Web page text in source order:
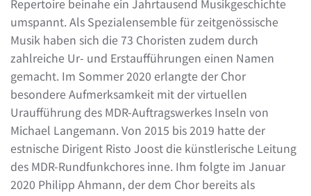
Repertoire beinahe ein Jahrtausend Musikgeschichte
umspannt. Als Spezialensemble für zeitgenössische
Musik haben sich die 73 Choristen zudem durch
zahlreiche Ur- und Erstaufführungen einen Namen
gemacht. Im Sommer 2020 erlangte der Chor
besondere Aufmerksamkeit mit der virtuellen
Uraufführung des MDR-Auftragswerkes Inseln von
Michael Langemann. Von 2015 bis 2019 hatte der
estnische Dirigent Risto Joost die künstlerische Leitung
des MDR-Rundfunkchores inne. Ihm folgte im Januar
2020 Philipp Ahmann, der dem Chor bereits als